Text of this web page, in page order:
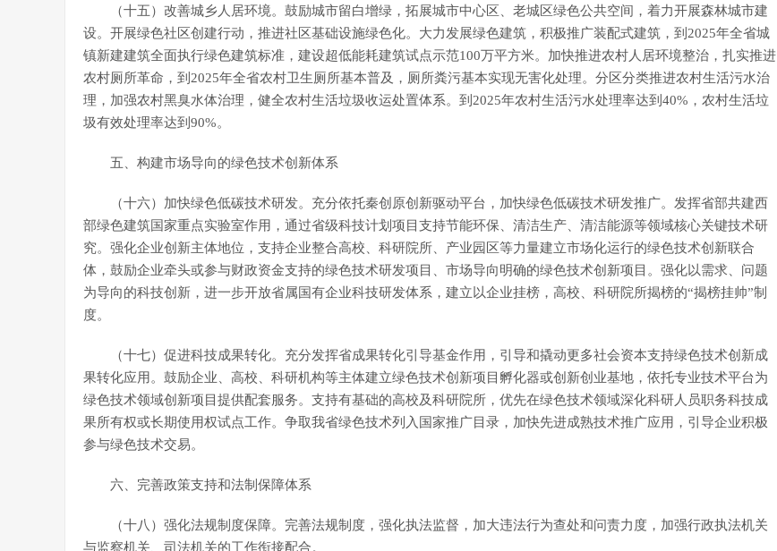
（十五）改善城乡人居环境。鼓励城市留白增绿，拓展城市中心区、老城区绿色公共空间，着力开展森林城市建
设。开展绿色社区创建行动，推进社区基础设施绿色化。大力发展绿色建筑，积极推广装配式建筑，到2025年全省城
镇新建建筑全面执行绿色建筑标准，建设超低能耗建筑试点示范100万平方米。加快推进农村人居环境整治，扎实推进
农村厕所革命，到2025年全省农村卫生厕所基本普及，厕所粪污基本实现无害化处理。分区分类推进农村生活污水治
理，加强农村黑臭水体治理，健全农村生活垃圾收运处置体系。到2025年农村生活污水处理率达到40%，农村生活垃
圾有效处理率达到90%。
五、构建市场导向的绿色技术创新体系
（十六）加快绿色低碳技术研发。充分依托秦创原创新驱动平台，加快绿色低碳技术研发推广。发挥省部共建西
部绿色建筑国家重点实验室作用，通过省级科技计划项目支持节能环保、清洁生产、清洁能源等领域核心关键技术研
究。强化企业创新主体地位，支持企业整合高校、科研院所、产业园区等力量建立市场化运行的绿色技术创新联合
体，鼓励企业牵头或参与财政资金支持的绿色技术研发项目、市场导向明确的绿色技术创新项目。强化以需求、问题
为导向的科技创新，进一步开放省属国有企业科技研发体系，建立以企业挂榜，高校、科研院所揭榜的“揭榜挂帅”制
度。
（十七）促进科技成果转化。充分发挥省成果转化引导基金作用，引导和撬动更多社会资本支持绿色技术创新成
果转化应用。鼓励企业、高校、科研机构等主体建立绿色技术创新项目孵化器或创新创业基地，依托专业技术平台为
绿色技术领域创新项目提供配套服务。支持有基础的高校及科研院所，优先在绿色技术领域深化科研人员职务科技成
果所有权或长期使用权试点工作。争取我省绿色技术列入国家推广目录，加快先进成熟技术推广应用，引导企业积极
参与绿色技术交易。
六、完善政策支持和法制保障体系
（十八）强化法规制度保障。完善法规制度，强化执法监督，加大违法行为查处和问责力度，加强行政执法机关
与监察机关、司法机关的工作衔接配合。